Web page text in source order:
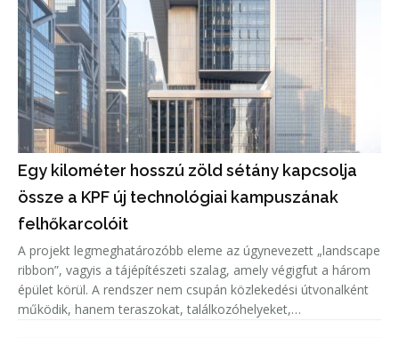
Egy kilométer hosszú zöld sétány kapcsolja
össze a KPF új technológiai kampuszának
felhőkarcolóit
A projekt legmeghatározóbb eleme az úgynevezett „landscape
ribbon”, vagyis a tájépítészeti szalag, amely végigfut a három
épület körül. A rendszer nem csupán közlekedési útvonalként
működik, hanem teraszokat, találkozóhelyeket,